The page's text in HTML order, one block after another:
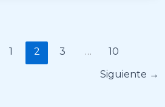
1 2 3 …
10
Siguiente →